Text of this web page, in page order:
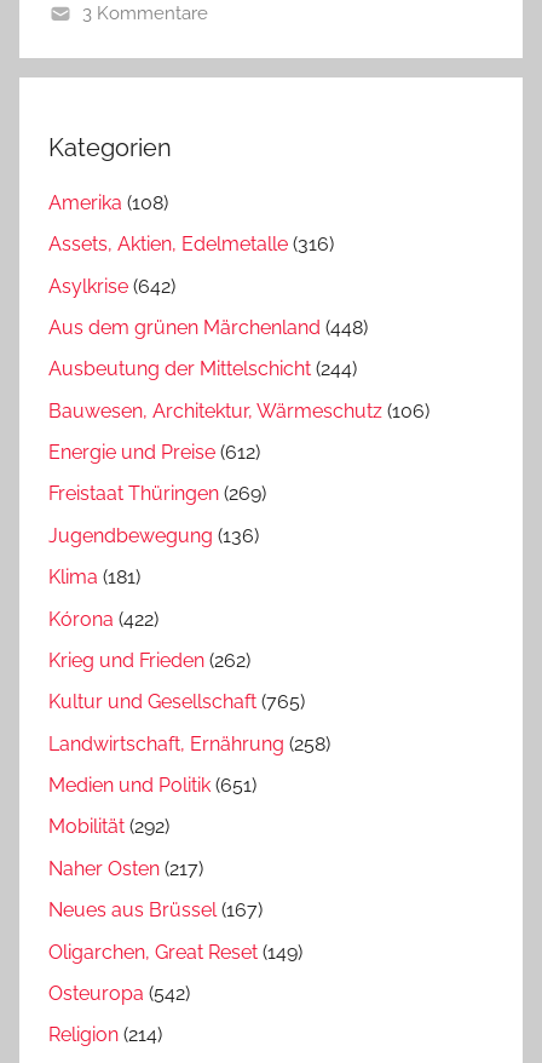
3 Kommentare
Kategorien
Amerika (108)
Assets, Aktien, Edelmetalle (316)
Asylkrise (642)
Aus dem grünen Märchenland (448)
Ausbeutung der Mittelschicht (244)
Bauwesen, Architektur, Wärmeschutz (106)
Energie und Preise (612)
Freistaat Thüringen (269)
Jugendbewegung (136)
Klima (181)
Kórona (422)
Krieg und Frieden (262)
Kultur und Gesellschaft (765)
Landwirtschaft, Ernährung (258)
Medien und Politik (651)
Mobilität (292)
Naher Osten (217)
Neues aus Brüssel(167)
Oligarchen, Great Reset (149)
Osteuropa (542)
Religion (214)